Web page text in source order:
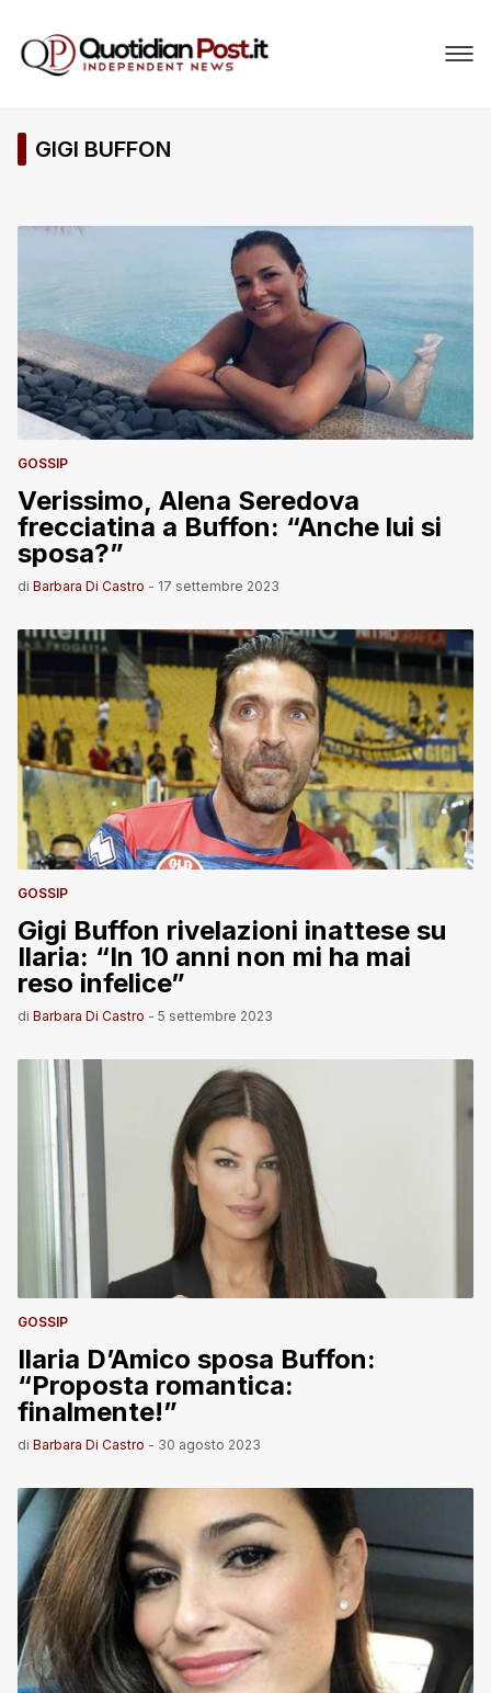
GIGI BUFFON
GOSSIP
Verissimo, Alena Seredova
frecciatina a Buffon: “Anche lui si
sposa?”
di Barbara Di Castro - 17 settembre 2023
GOSSIP
Gigi Buffon rivelazioni inattese su
Ilaria: “In 10 anni non mi ha mai
reso infelice”
di Barbara Di Castro - 5 settembre 2023
GOSSIP
Ilaria D’Amico sposa Buffon:
“Proposta romantica:
finalmente!”
di Barbara Di Castro - 30 agosto 2023